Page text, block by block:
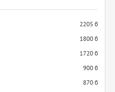
2205 б
1800 б
1720 б
900 б
870 б